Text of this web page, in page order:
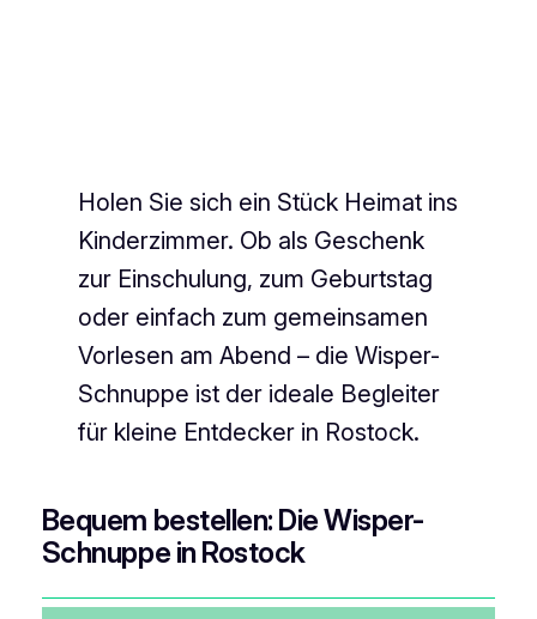
Holen Sie sich ein Stück Heimat ins
Kinderzimmer. Ob als Geschenk
zur Einschulung, zum Geburtstag
oder einfach zum gemeinsamen
Vorlesen am Abend – die Wisper-
Schnuppe ist der ideale Begleiter
für kleine Entdecker in Rostock.
Bequem bestellen: Die Wisper-
Schnuppe in Rostock